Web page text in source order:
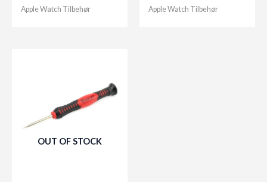
Apple Watch Tilbehør Apple Watch Tilbehør
OUT OF STOCK